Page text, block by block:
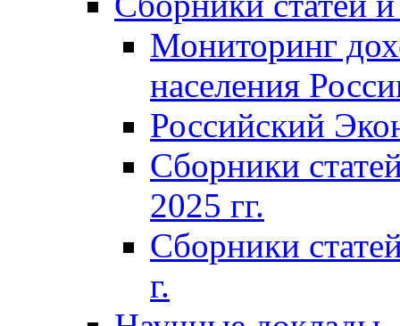
Мониторинг
населения
Российский
Сборники
2025 гг.
Сборники
г.